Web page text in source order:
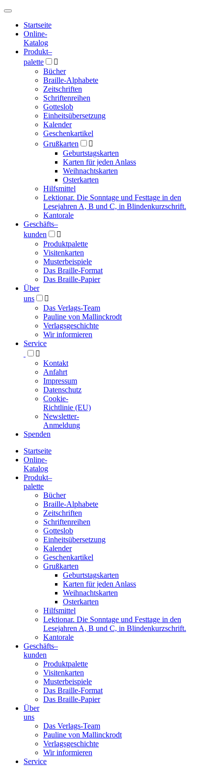
Hauptmenü
Hauptmenü
Startseite
Online-
Katalog
Produkt–
palette

Bücher
Braille-Alphabete
Zeitschriften
Schriftenreihen
Gotteslob
Einheitsübersetzung
Kalender
Geschenkartikel
Grußkarten

Geburtstagskarten
Karten für jeden Anlass
Weihnachtskarten
Osterkarten
Hilfsmittel
Lektionar. Die Sonntage und Festtage in den
Lesejahren A, B und C, in Blindenkurzschrift.
Kantorale
Geschäfts­–
kunden

Produktpalette
Visitenkarten
Musterbeispiele
Das Braille-Format
Das Braille-Papier
Über
uns

Das Verlags-Team
Pauline von Mallinckrodt
Verlagsgeschichte
Wir informieren
Service

Kontakt
Anfahrt
Impressum
Datenschutz
Cookie-
Richtlinie (EU)
Newsletter-
Anmeldung
Spenden
Blindenschrift-
Verlag
Druckerei
gGmbH
Startseite
Online-
Katalog
Produkt–
palette
Bücher
Braille-Alphabete
Zeitschriften
Schriftenreihen
Gotteslob
Einheitsübersetzung
Kalender
Geschenkartikel
Grußkarten
Geburtstagskarten
Karten für jeden Anlass
Weihnachtskarten
Osterkarten
Hilfsmittel
Lektionar. Die Sonntage und Festtage in den
Lesejahren A, B und C, in Blindenkurzschrift.
Kantorale
Geschäfts­–
kunden
Produktpalette
Visitenkarten
Musterbeispiele
Das Braille-Format
Das Braille-Papier
Über
uns
Das Verlags-Team
Pauline von Mallinckrodt
Verlagsgeschichte
Wir informieren
Service